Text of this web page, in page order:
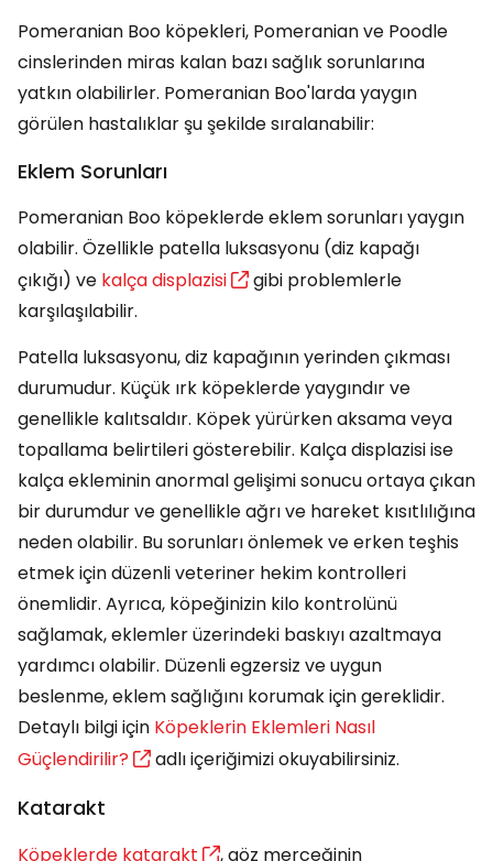
Pomeranian Boo köpekleri, Pomeranian ve Poodle
cinslerinden miras kalan bazı sağlık sorunlarına
yatkın olabilirler. Pomeranian Boo'larda yaygın
görülen hastalıklar şu şekilde sıralanabilir:
Eklem Sorunları
Pomeranian Boo köpeklerde eklem sorunları yaygın
olabilir. Özellikle patella luksasyonu (diz kapağı
çıkığı) ve kalça displazisi
gibi problemlerle
karşılaşılabilir.
Patella luksasyonu, diz kapağının yerinden çıkması
durumudur. Küçük ırk köpeklerde yaygındır ve
genellikle kalıtsaldır. Köpek yürürken aksama veya
topallama belirtileri gösterebilir. Kalça displazisi ise
kalça ekleminin anormal gelişimi sonucu ortaya çıkan
bir durumdur ve genellikle ağrı ve hareket kısıtlılığına
neden olabilir. Bu sorunları önlemek ve erken teşhis
etmek için düzenli veteriner hekim kontrolleri
önemlidir. Ayrıca, köpeğinizin kilo kontrolünü
sağlamak, eklemler üzerindeki baskıyı azaltmaya
yardımcı olabilir. Düzenli egzersiz ve uygun
beslenme, eklem sağlığını korumak için gereklidir.
Detaylı bilgi için Köpeklerin Eklemleri Nasıl
Güçlendirilir?
adlı içeriğimizi okuyabilirsiniz.
Katarakt
Köpeklerde katarakt
, göz merceğinin